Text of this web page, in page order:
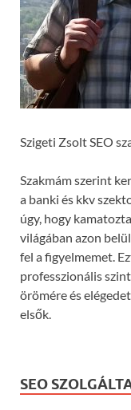
Szigeti Zsolt SEO
Szakmám szerint
a banki és kkv
úgy, hogy
világában azon
fel a figyelmemet.
professzionális
örömére és
elsők.
SEO